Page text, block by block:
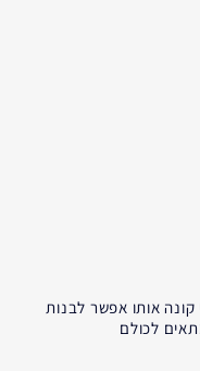
אותו אפשר לבנות
לכולם